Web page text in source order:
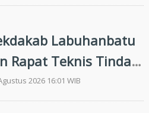
Putih
Labuhanbatu
Rapat Teknis Tindak
Entry Meeting
Kepatuhan
2026 16:01 WIB